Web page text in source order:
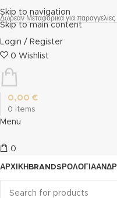
Skip to navigation
Skip to main content
Δωρεάν Μεταφορικά για
Login / Register
0 Wishlist
0 items
0,00 €
Menu
0
ΑΡΧΙΚΗ BRANDS ΡΟΛΌΓΙΑ